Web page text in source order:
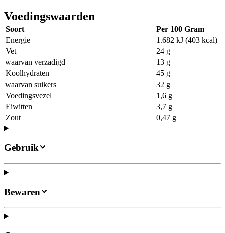
Voedingswaarden
Soort
Per 100 Gram
Energie
1.682 kJ (403 kcal)
Vet
24 g
waarvan verzadigd
13 g
Koolhydraten
45 g
waarvan suikers
32 g
Voedingsvezel
1,6 g
Eiwitten
3,7 g
Zout
0,47 g
Gebruik
Bewaren